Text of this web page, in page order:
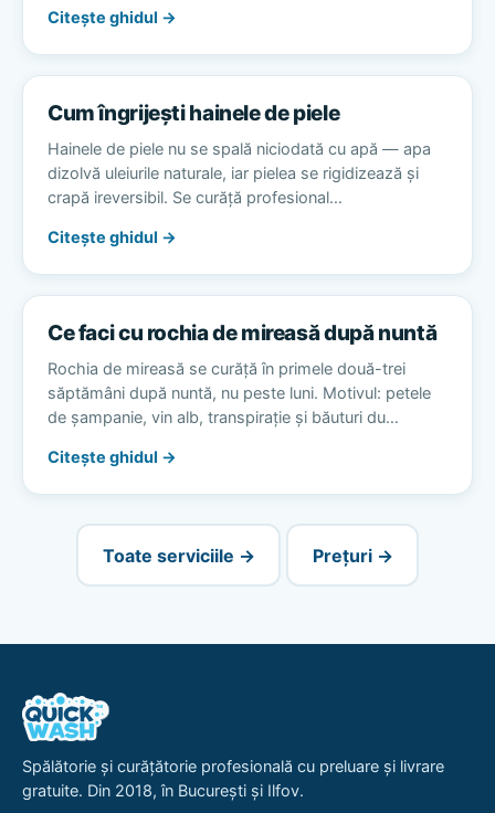
Citește ghidul →
Cum îngrijești hainele de piele
Hainele de piele nu se spală niciodată cu apă — apa
dizolvă uleiurile naturale, iar pielea se rigidizează și
crapă ireversibil. Se curăță profesional…
Citește ghidul →
Ce faci cu rochia de mireasă după nuntă
Rochia de mireasă se curăță în primele două-trei
săptămâni după nuntă, nu peste luni. Motivul: petele
de șampanie, vin alb, transpirație și băuturi du…
Citește ghidul →
Toate serviciile → Prețuri →
Spălătorie și curățătorie profesională cu preluare și livrare
gratuite. Din 2018, în București și Ilfov.